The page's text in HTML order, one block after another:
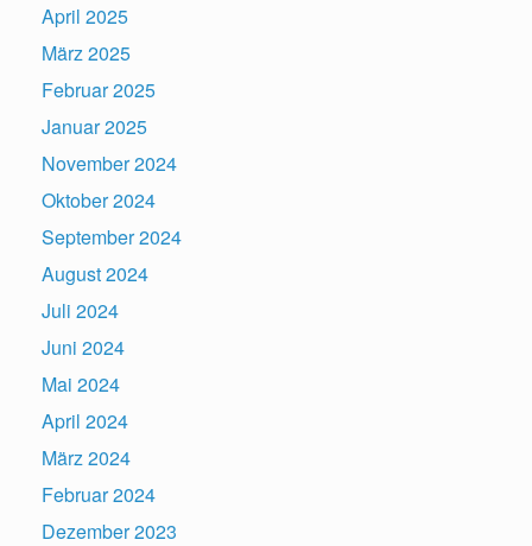
April 2025
März 2025
Februar 2025
Januar 2025
November 2024
Oktober 2024
September 2024
August 2024
Juli 2024
Juni 2024
Mai 2024
April 2024
März 2024
Februar 2024
Dezember 2023